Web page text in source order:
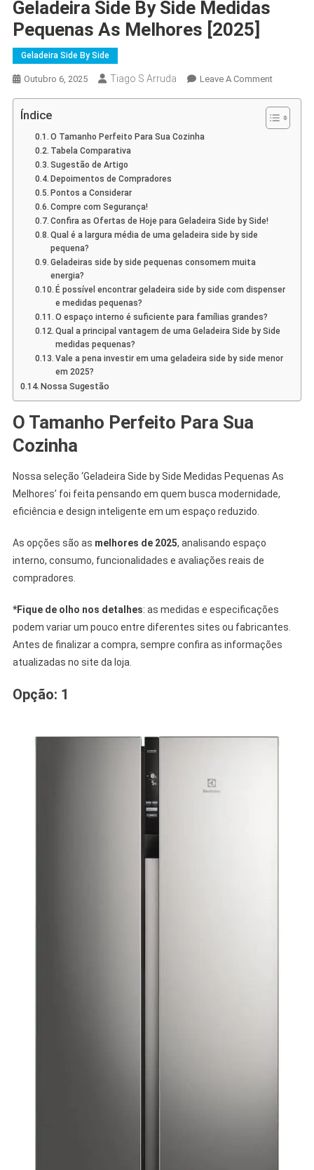
Geladeira Side By Side Medidas
Pequenas As Melhores [2025]
Geladeira Side By Side
Outubro 6, 2025 Tiago S Arruda Leave A CommentOn
Side
By
Índice
O Tamanho Perfeito Para Sua Cozinha
Tabela Comparativa
Sugestão de Artigo
Depoimentos de Compradores
Pontos a Considerar
Compre com Segurança!
Confira as Ofertas de Hoje para Geladeira Side by Side!
Qual é a largura média de uma geladeira side by side
pequena?
Geladeiras side by side pequenas consomem muita
energia?
É possível encontrar geladeira side by side com dispenser
e medidas pequenas?
O espaço interno é suficiente para famílias grandes?
Qual a principal vantagem de uma Geladeira Side by Side
medidas pequenas?
Vale a pena investir em uma geladeira side by side menor
em 2025?
Nossa Sugestão
O Tamanho Perfeito Para Sua
Cozinha
Nossa seleção ‘Geladeira Side by Side Medidas Pequenas As
Melhores’ foi feita pensando em quem busca modernidade,
eficiência e design inteligente em um espaço reduzido.
As opções são as melhores de 2025, analisando espaço
interno, consumo, funcionalidades e avaliações reais de
compradores.
*Fique de olho nos detalhes: as medidas e especificações
podem variar um pouco entre diferentes sites ou fabricantes.
Antes de finalizar a compra, sempre confira as informações
atualizadas no site da loja.
Opção: 1